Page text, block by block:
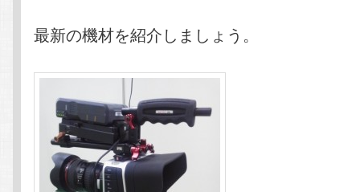
最新の機材を紹介しましょう。